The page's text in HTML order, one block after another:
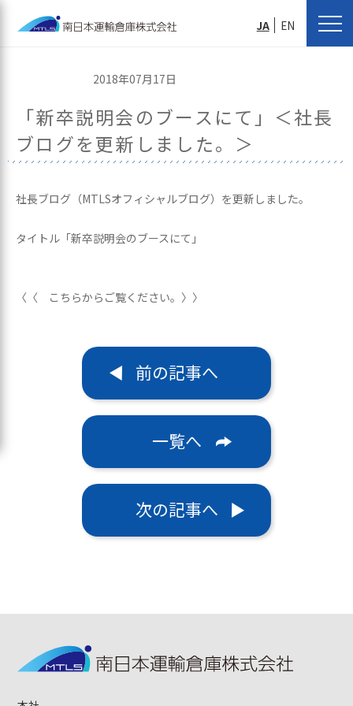
JA EN
2018年07月17日
「新卒説明会のブースにて」＜社長
ブログを更新しました。＞
社長ブログ（MTLSオフィシャルブログ）を更新しました。
タイトル「新卒説明会のブースにて」
〈〈 こちらからご覧ください。〉〉
前の記事へ
一覧へ
次の記事へ